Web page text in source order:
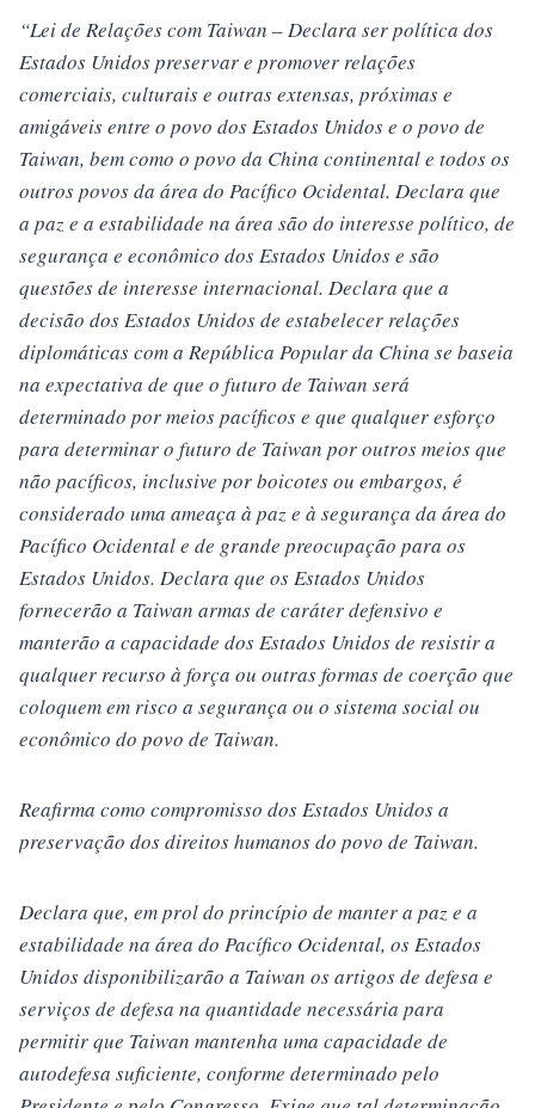
“Lei de Relações com Taiwan – Declara ser política dos
Estados Unidos preservar e promover relações
comerciais, culturais e outras extensas, próximas e
amigáveis entre o povo dos Estados Unidos e o povo de
Taiwan, bem como o povo da China continental e todos os
outros povos da área do Pacífico Ocidental. Declara que
a paz e a estabilidade na área são do interesse político, de
segurança e econômico dos Estados Unidos e são
questões de interesse internacional. Declara que a
decisão dos Estados Unidos de estabelecer relações
diplomáticas com a República Popular da China se baseia
na expectativa de que o futuro de Taiwan será
determinado por meios pacíficos e que qualquer esforço
para determinar o futuro de Taiwan por outros meios que
não pacíficos, inclusive por boicotes ou embargos, é
considerado uma ameaça à paz e à segurança da área do
Pacífico Ocidental e de grande preocupação para os
Estados Unidos. Declara que os Estados Unidos
fornecerão a Taiwan armas de caráter defensivo e
manterão a capacidade dos Estados Unidos de resistir a
qualquer recurso à força ou outras formas de coerção que
coloquem em risco a segurança ou o sistema social ou
econômico do povo de Taiwan.
Reafirma como compromisso dos Estados Unidos a
preservação dos direitos humanos do povo de Taiwan.
Declara que, em prol do princípio de manter a paz e a
estabilidade na área do Pacífico Ocidental, os Estados
Unidos disponibilizarão a Taiwan os artigos de defesa e
serviços de defesa na quantidade necessária para
permitir que Taiwan mantenha uma capacidade de
autodefesa suficiente, conforme determinado pelo